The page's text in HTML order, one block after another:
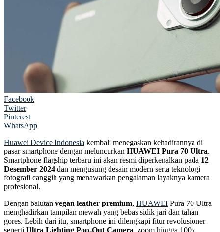
Facebook
Twitter
Pinterest
WhatsApp
Huawei Device Indonesia kembali menegaskan kehadirannya di
pasar smartphone dengan meluncurkan HUAWEI Pura 70 Ultra.
Smartphone flagship terbaru ini akan resmi diperkenalkan pada 12
Desember 2024 dan mengusung desain modern serta teknologi
fotografi canggih yang menawarkan pengalaman layaknya kamera
profesional.
Dengan balutan vegan leather premium, HUAWEI Pura 70 Ultra
menghadirkan tampilan mewah yang bebas sidik jari dan tahan
gores. Lebih dari itu, smartphone ini dilengkapi fitur revolusioner
seperti Ultra Lighting Pop-Out Camera, zoom hingga 100x,